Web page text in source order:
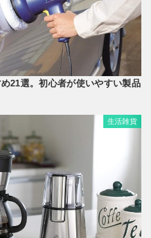
21選。初心者が使いやすい製品
生活雑貨